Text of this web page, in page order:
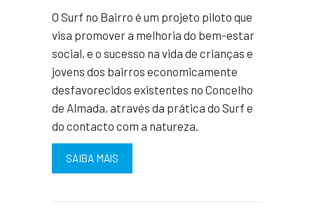
O Surf no Bairro é um projeto piloto que
visa promover a melhoria do bem-estar
social, e o sucesso na vida de crianças e
jovens dos bairros economicamente
desfavorecidos existentes no Concelho
de Almada, através da prática do Surf e
do contacto com a natureza.
SAIBA MAIS